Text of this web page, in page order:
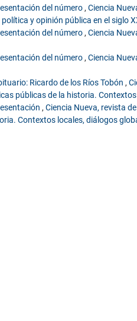
del número,Ciencia
y opinión pública en el siglo
del número,Ciencia
del número,Ciencia
Ricardo de los Ríos Tobón,
públicas de la historia.
,Ciencia Nueva, revista
Contextos locales, diálogos